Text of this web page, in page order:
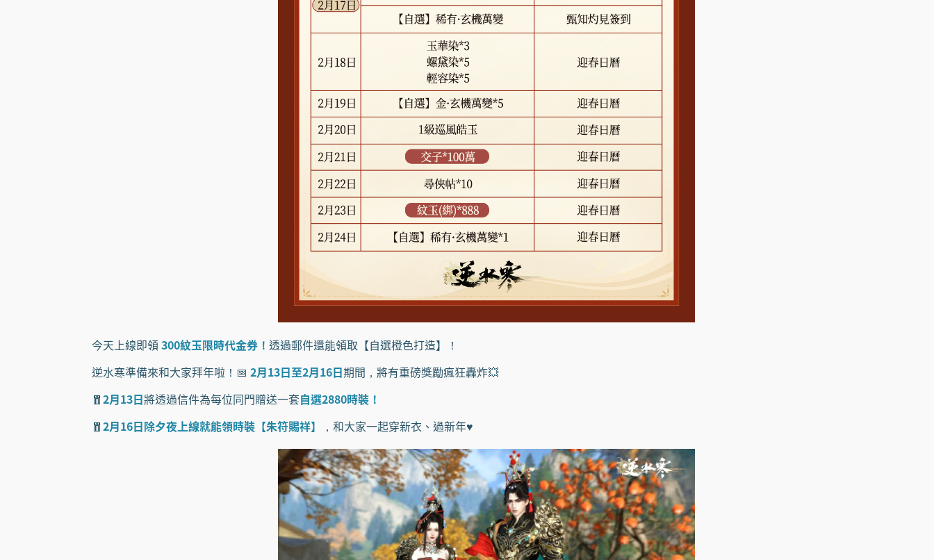
今天上線即領300紋玉限時代金券！ 透過郵件還能領取【自選橙色打造】！
逆水寒準備來和大家拜年啦！📅 2月13日至2月16日期間，將有重磅獎勵瘋狂轟炸💥
🧧2月13日將透過信件為每位同門贈送一套自選2880時裝！
🧧2月16日除夕夜上線就能領時裝【朱符賜祥】 ，和大家一起穿新衣、過新年♥️